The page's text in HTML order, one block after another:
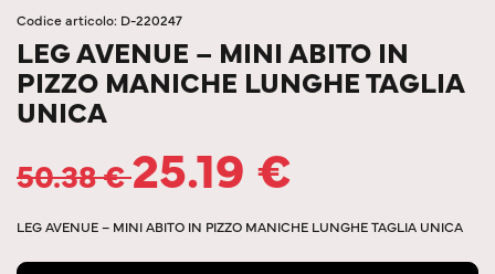
Codice articolo: D-220247
LEG AVENUE – MINI ABITO IN
PIZZO MANICHE LUNGHE TAGLIA
UNICA
50.38€25.19 €
LEG AVENUE – MINI ABITO IN PIZZO MANICHE LUNGHE TAGLIA UNICA